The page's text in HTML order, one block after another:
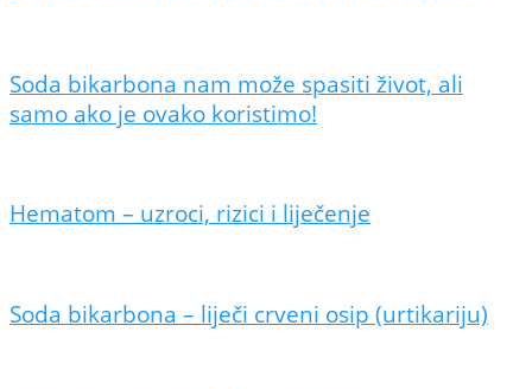
Soda bikarbona nam može spasiti život, ali
samo ako je ovako koristimo!
Hematom – uzroci, rizici i liječenje
Soda bikarbona – liječi crveni osip (urtikariju)